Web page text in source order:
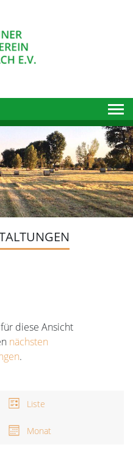
diese Ansicht
nächsten
.
Navigation
Liste
Monat